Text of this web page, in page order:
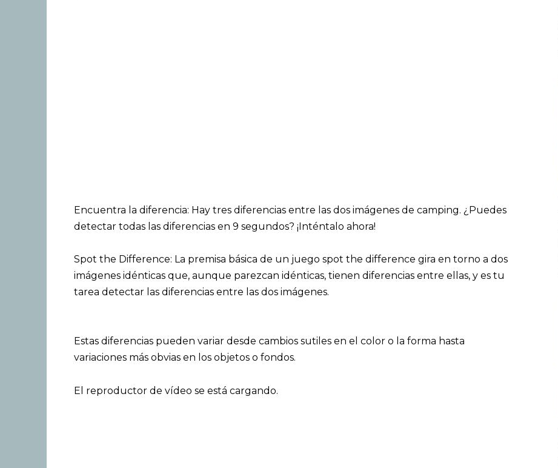
Encuentra la diferencia: Hay tres diferencias entre las dos imágenes de camping. ¿Puedes
detectar todas las diferencias en 9 segundos? ¡Inténtalo ahora!
Spot the Difference: La premisa básica de un juego spot the difference gira en torno a dos
imágenes idénticas que, aunque parezcan idénticas, tienen diferencias entre ellas, y es tu
tarea detectar las diferencias entre las dos imágenes.
Estas diferencias pueden variar desde cambios sutiles en el color o la forma hasta
variaciones más obvias en los objetos o fondos.
El reproductor de vídeo se está cargando.